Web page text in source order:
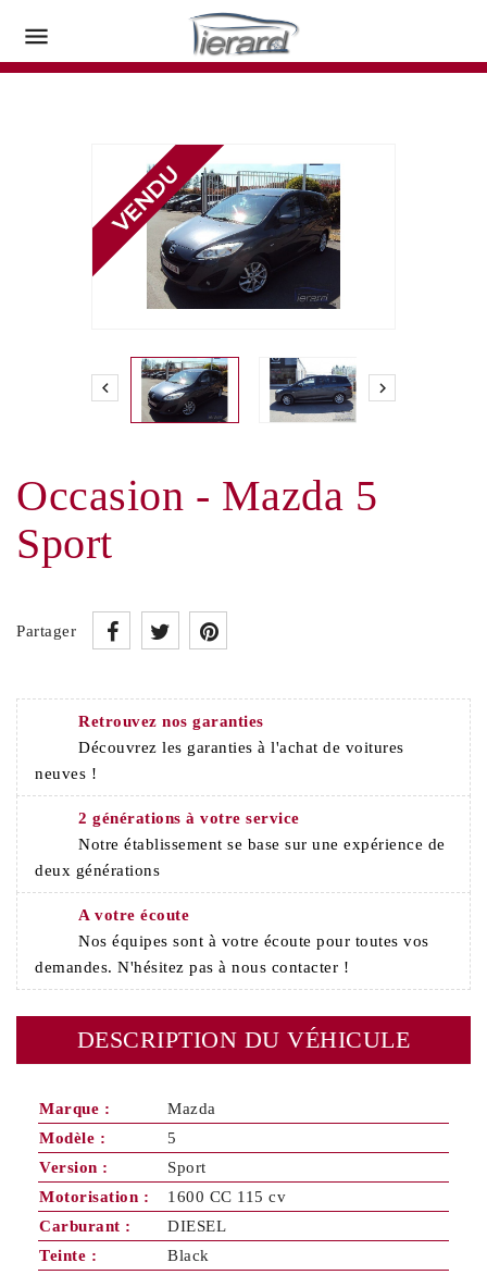

 
Occasion - Mazda 5
Sport
Partager
Retrouvez nos garanties
Découvrez les garanties à l'achat de voitures
neuves !
2 générations à votre service
Notre établissement se base sur une expérience de
deux générations
A votre écoute
Nos équipes sont à votre écoute pour toutes vos
demandes. N'hésitez pas à nous contacter !
DESCRIPTION DU VÉHICULE
Marque :
Mazda
Modèle :
5
Version :
Sport
Motorisation :
1600 CC 115 cv
Carburant :
DIESEL
Teinte :
Black